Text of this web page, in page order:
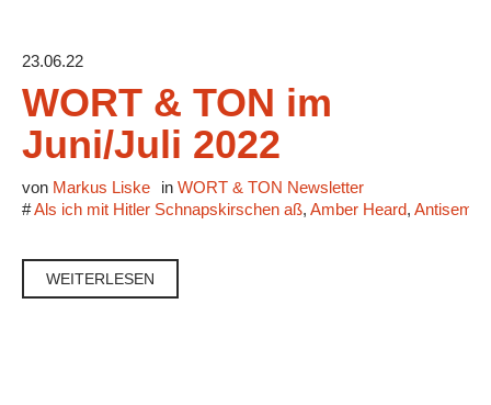
23.06.22
WORT & TON im
Juni/Juli 2022
von Markus Liske in WORT & TON Newsletter
#Als ich mit Hitler Schnapskirschen aß, Amber Heard,
WEITERLESEN